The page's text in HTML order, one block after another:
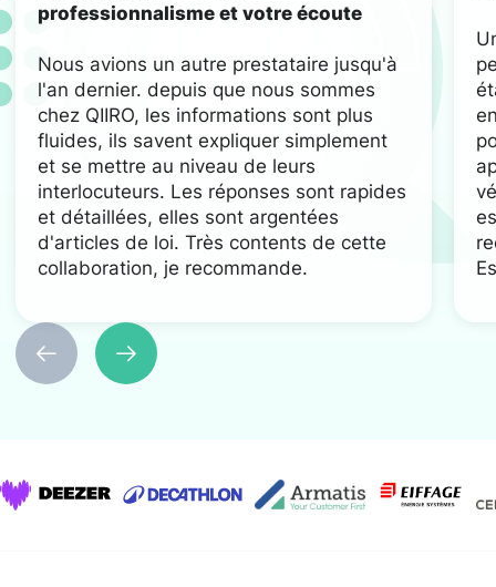
professionnalisme et votre écoute
Nous avions un autre prestataire jusqu'à
l'an dernier. depuis que nous sommes
chez QIIRO, les informations sont plus
fluides, ils savent expliquer simplement
et se mettre au niveau de leurs
interlocuteurs. Les réponses sont rapides
et détaillées, elles sont argentées
d'articles de loi. Très contents de cette
collaboration, je recommande.